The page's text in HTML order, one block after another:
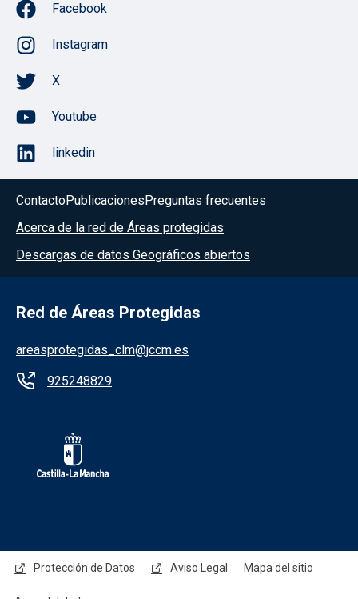
Facebook
Instagram
X
Youtube
linkedin
ContactoPublicacionesPreguntas frecuentes
Acerca de la red de Áreas protegidas
Descargas de datos Geográficos abiertos
Red de Áreas Protegidas
areasprotegidas_clm@jccm.es
925248829
Protección de Datos Aviso Legal Mapa del sitio